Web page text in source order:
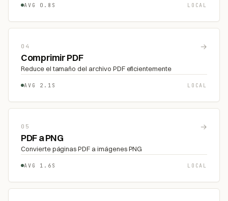
AVG 0.8S LOCAL
04 →
Comprimir PDF
Reduce el tamaño del archivo PDF eficientemente
AVG 2.1S LOCAL
05 →
PDF a PNG
Convierte páginas PDF a imágenes PNG
AVG 1.6S LOCAL